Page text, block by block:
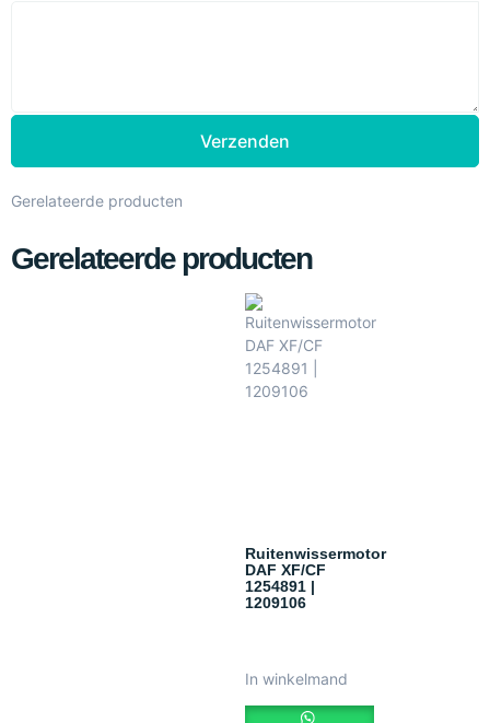
Verzenden
Gerelateerde producten
Gerelateerde producten
Ruitenwissermotor
DAF XF/CF
1254891 |
1209106
In winkelmand